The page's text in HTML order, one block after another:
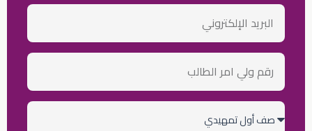
email
رقم
ولي
أمر
الطالب
الصف
الدراسي